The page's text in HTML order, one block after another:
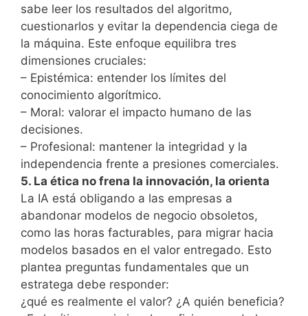
sabe leer los resultados del algoritmo,
cuestionarlos y evitar la dependencia ciega de
la máquina. Este enfoque equilibra tres
dimensiones cruciales:
– Epistémica: entender los límites del
conocimiento algorítmico.
– Moral: valorar el impacto humano de las
decisiones.
– Profesional: mantener la integridad y la
independencia frente a presiones comerciales.
5. La ética no frena la innovación, la orienta
La IA está obligando a las empresas a
abandonar modelos de negocio obsoletos,
como las horas facturables, para migrar hacia
modelos basados en el valor entregado. Esto
plantea preguntas fundamentales que un
estratega debe responder:
¿qué es realmente el valor? ¿A quién beneficia?